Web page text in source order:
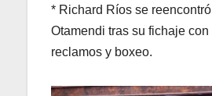
* Richard Ríos se
Otamendi tras su fichaje
reclamos y boxeo.